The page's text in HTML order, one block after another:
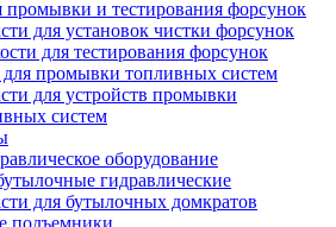
промывки и тестирования форсунок
для установок чистки форсунок
для тестирования форсунок
для промывки топливных систем
для устройств промывки
систем
оборудование
гидравлические
для бутылочных домкратов
подъемники